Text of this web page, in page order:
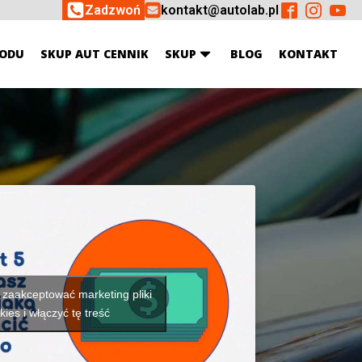
Zadzwoń kontakt@autolab.pl
SKUP AUT CENNIK SKUP BLOG KONTAKT
marketing pliki
i włączyć tę treść